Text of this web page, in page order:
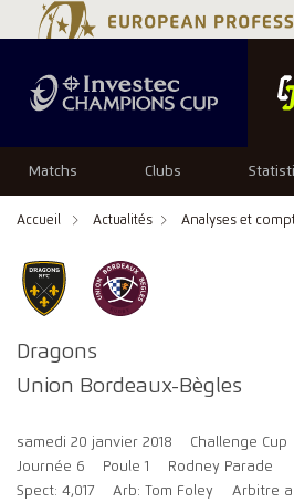
Matchs Clubs
Accueil Actualités Analyses et
Dragons
Union Bordeaux-Bègles
samedi 20 janvier 2018
Challenge Cup
Journée 6
Poule 1
Rodney Parade
Spect: 4,017
Arb: Tom Foley
Arbitre
33 17